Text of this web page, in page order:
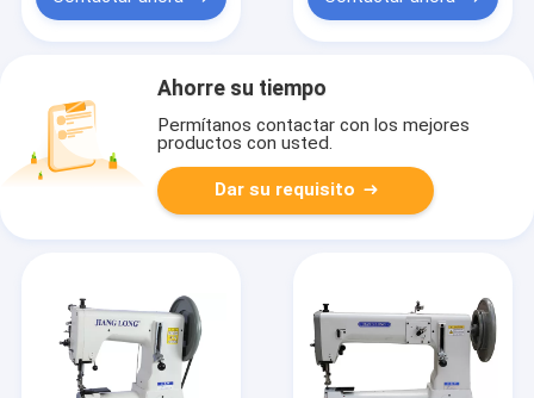
Ahorre su tiempo
Permítanos contactar con los mejores
productos con usted.
Dar su requisito